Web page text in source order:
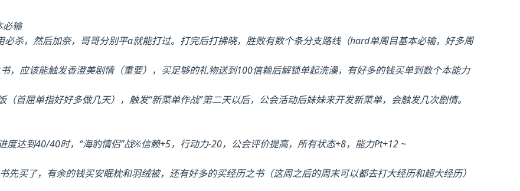
必输
杀，然后加奈，哥哥分别平a就能打过。打完后打拂晓，胜败有数个条分支路线（hard单周目基本必输，好多周
，应该能触发香澄美剧情（重要），买足够的礼物送到100信赖后解锁单起洗澡，有好多的钱买单到数个本能力
首屈单指好好多做几天），触发“新菜单作战”第二天以后，公会活动后妹妹来开发新菜单，会触发几次剧情。
达到40/40时，“海豹情侣”战※信赖+5，行动力-20，公会评价提高，所有状态+8，能力Pt+12 ~
买了，有余的钱买安眠枕和羽绒被，还有好多的买经历之书（这周之后的周末可以都去打大经历和超大经历）